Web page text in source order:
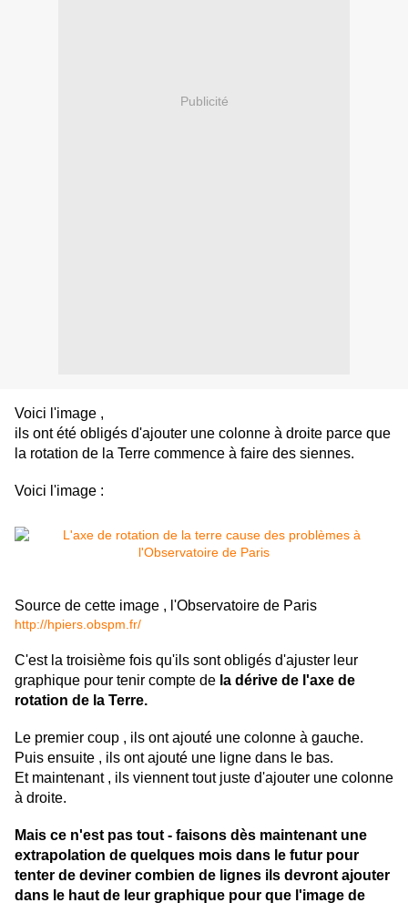
Publicité
Voici l'image ,
ils ont été obligés d'ajouter une colonne à droite parce que
la rotation de la Terre commence à faire des siennes.
Voici l'image :
Source de cette image , l'Observatoire de Paris
http://hpiers.obspm.fr/
C'est la troisième fois qu'ils sont obligés d'ajuster leur
graphique pour tenir compte de la dérive de l'axe de
rotation de la Terre.
Le premier coup , ils ont ajouté une colonne à gauche.
Puis ensuite , ils ont ajouté une ligne dans le bas.
Et maintenant , ils viennent tout juste d'ajouter une colonne
à droite.
Mais ce n'est pas tout - faisons dès maintenant une
extrapolation de quelques mois dans le futur pour
tenter de deviner combien de lignes ils devront ajouter
dans le haut de leur graphique pour que l'image de